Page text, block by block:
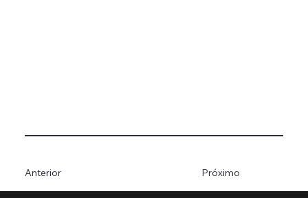
Próximo
Anterior